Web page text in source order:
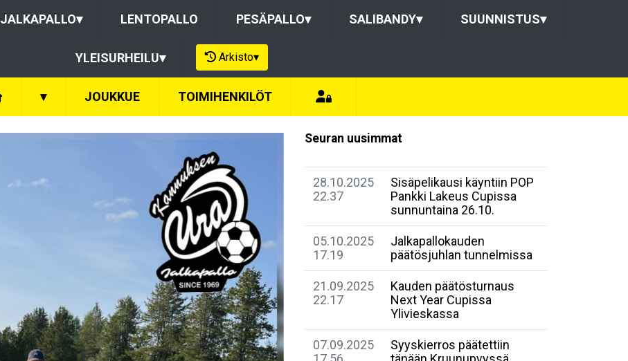
JALKAPALLO▾ LENTOPALLO PESÄPALLO▾ SALIBANDY▾ SUUNNISTUS▾
YLEISURHEILU▾ Arkisto▾
▾ JOUKKUE TOIMIHENKILÖT
Seuran uusimmat
28.10.2025
22.37
Sisäpelikausi käyntiin POP
Pankki Lakeus Cupissa
sunnuntaina 26.10.
05.10.2025
17.19
Jalkapallokauden
päätösjuhlan tunnelmissa
21.09.2025
22.17
Kauden päätösturnaus
Next Year Cupissa
Ylivieskassa
07.09.2025
Syyskierros päätettiin